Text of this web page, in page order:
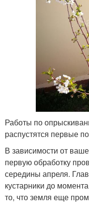
Работы по
распустятся первые
В зависимости от
первую обработку
середины апреля.
кустарники до
то, что земля еще